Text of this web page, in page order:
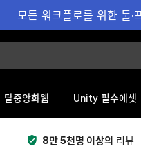
모든 워크플로를 위한 툴
탈중앙화웹 Unity 필수에셋
8만 5천명 이상의 리뷰